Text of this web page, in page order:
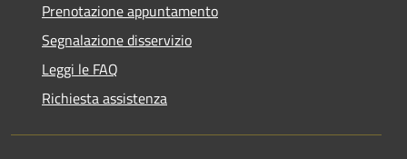
Prenotazione appuntamento
Segnalazione disservizio
Leggi le FAQ
Richiesta assistenza